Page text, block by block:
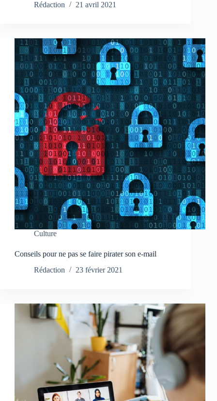
Rédaction
21 avril 2021
Culture
Conseils pour ne pas se faire pirater son e-mail
Rédaction
23 février 2021